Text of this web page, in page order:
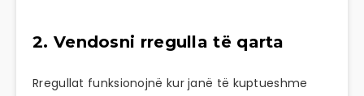
2. Vendosni rregulla të qarta
Rregullat funksionojnë kur janë të kuptueshme